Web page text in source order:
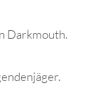
Darkmouth.